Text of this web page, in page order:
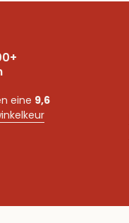
eine 9,6